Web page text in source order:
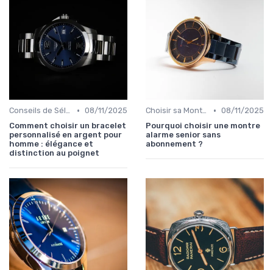
Conseils de Sélection par Style • 08/11/2025
Comment choisir un bracelet
personnalisé en argent pour
homme : élégance et
distinction au poignet
Choisir sa Montre de Luxe • 08/11/2025
Pourquoi choisir une montre
alarme senior sans
abonnement ?